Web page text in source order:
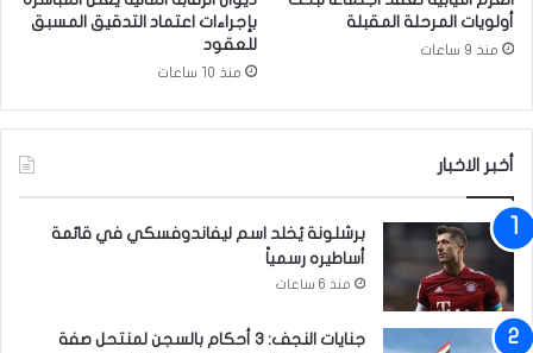
أولويات المرحلة المقبلة
منذ 9 ساعات
بإجراءات اعتماد التدقيق المسبق
للعقود
منذ 10 ساعات
أخبر الاخبار
برشلونة يُخلد اسم ليفاندوفسكي في قائمة
أساطيره رسمياً
منذ 6 ساعات
جنايات النجف: 3 أحكام بالسجن لمنتحل صفة